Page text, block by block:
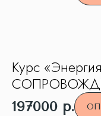
Курс
197000 р.